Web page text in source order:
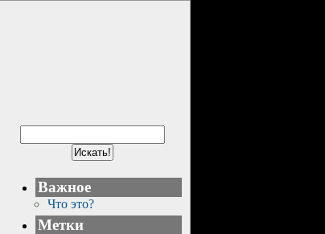
Важное
Что это?
Метки